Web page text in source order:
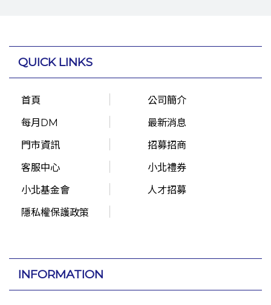
QUICK LINKS
首頁
公司簡介
每月DM
最新消息
門市資訊
招募招商
客服中心
小北禮券
小北基金會
人才招募
隱私權保護政策
INFORMATION